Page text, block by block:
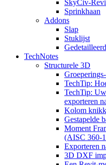
SkyCiv-
Sprinkhaan
Addons
Slap
Stuklijst
TechNotes
Structurele 3D
TechTip:
TechTip:
exporteren
Kolom
Gestapelde
Moment
(AISC 360-
Exporteren
3D DXF